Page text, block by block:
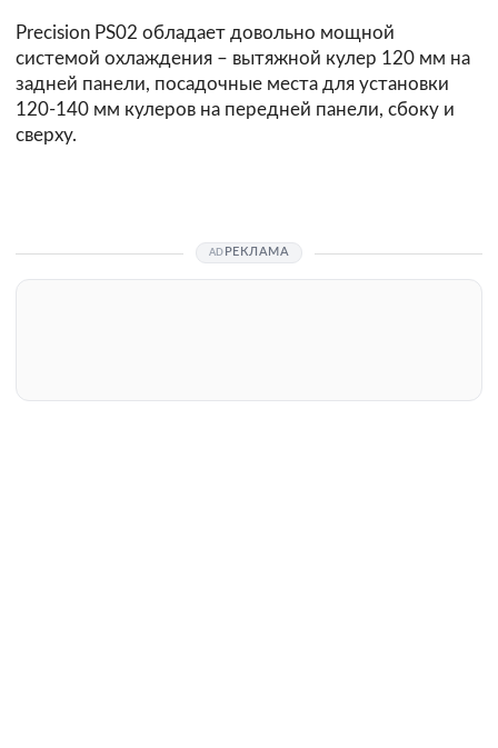
Precision PS02 обладает довольно мощной
системой охлаждения – вытяжной кулер 120 мм на
задней панели, посадочные места для установки
120-140 мм кулеров на передней панели, сбоку и
сверху.
РЕКЛАМА